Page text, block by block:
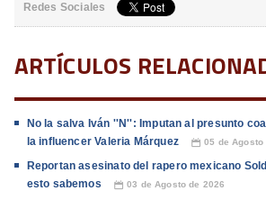
Redes Sociales
ARTÍCULOS
No la salva Iván ''N'': Imputan al presunto
la influencer Valeria Márquez
📅 05 de Agosto
Reportan asesinato del rapero mexicano
esto sabemos
📅 03 de Agosto de 2026